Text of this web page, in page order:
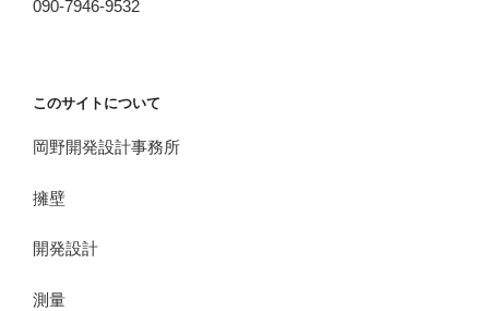
090-7946-9532
このサイトについて
岡野開発設計事務所
擁壁
開発設計
測量